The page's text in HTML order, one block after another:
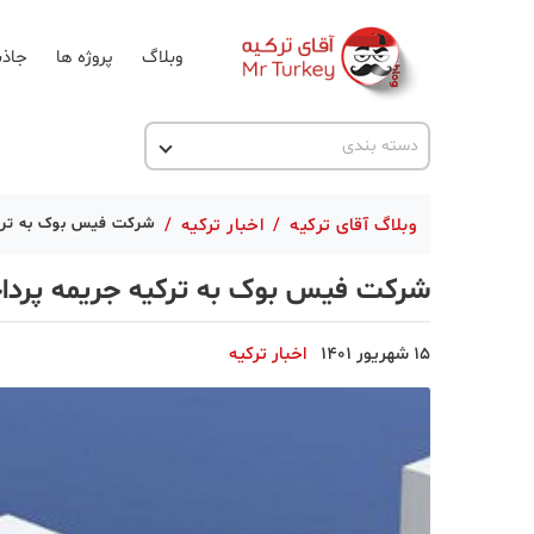
وبلاگ پروژه ها
دسته بندی
اخبار ترکیه
ترکیه گردی
جاذبه گردشگری
حقوقی
وبلاگ آقای ترکیه / اخبار ترکیه / شرکت فیس بوک به
شرکت فیس بوک به ترکیه جریمه
15 شهریور 1401 اخبار ترکیه